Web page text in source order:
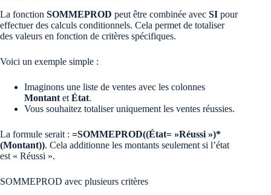
La fonction SOMMEPROD peut être combinée avec SI pour
effectuer des calculs conditionnels. Cela permet de totaliser
des valeurs en fonction de critères spécifiques.
Voici un exemple simple :
Imaginons une liste de ventes avec les colonnes
Montant et État.
Vous souhaitez totaliser uniquement les ventes réussies.
La formule serait : =SOMMEPROD((État= »Réussi »)*
(Montant)). Cela additionne les montants seulement si l’état
est « Réussi ».
SOMMEPROD avec plusieurs critères